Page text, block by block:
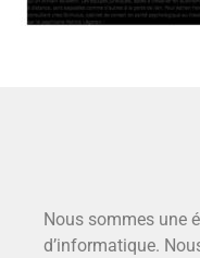
Nous sommes une
d’informatique.